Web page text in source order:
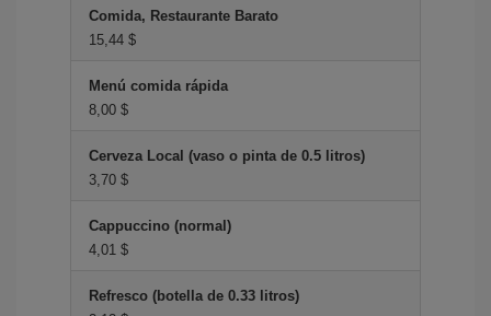
Comida, Restaurante Barato
15,44 $
Menú comida rápida
8,00 $
Cerveza Local (vaso o pinta de 0.5 litros)
3,70 $
Cappuccino (normal)
4,01 $
Refresco (botella de 0.33 litros)